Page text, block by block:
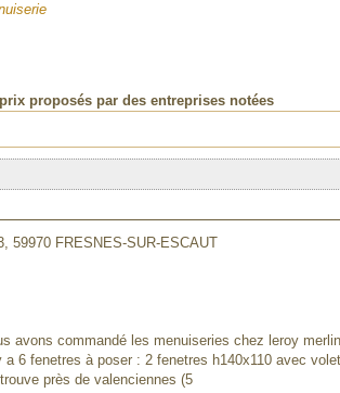
proposés par des entreprises notées
59970 FRESNES-SUR-ESCAUT
avons commandé les menuiseries chez leroy
6 fenetres à poser : 2 fenetres h140x110 avec
près de valenciennes (5